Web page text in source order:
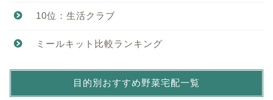
10位：生活クラブ
ミールキット比較ランキング
目的別おすすめ野菜宅配一覧